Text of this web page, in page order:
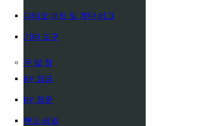
파티오 매트 및 계단 러그
기타 도구
문 및 창
RV 잠금
RV 창문
핸드 레일